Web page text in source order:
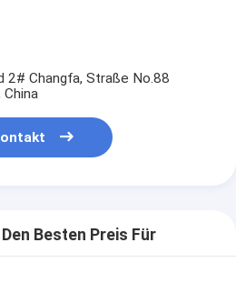
2# Changfa, Straße No.88
China
Besten Preis Für